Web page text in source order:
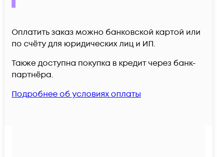
Оплатить заказ можно банковской картой или
по счёту для юридических лиц и ИП.
Также доступна покупка в кредит через банк-
партнёра.
Подробнее об условиях оплаты